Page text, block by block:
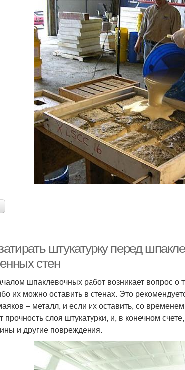
штукатурку перед
стен
шпаклевочных работ возникает вопрос о
их можно оставить в стенах. Это
– металл, и если их оставить, со
прочность слоя штукатурки, и, в конечном
и другие повреждения.